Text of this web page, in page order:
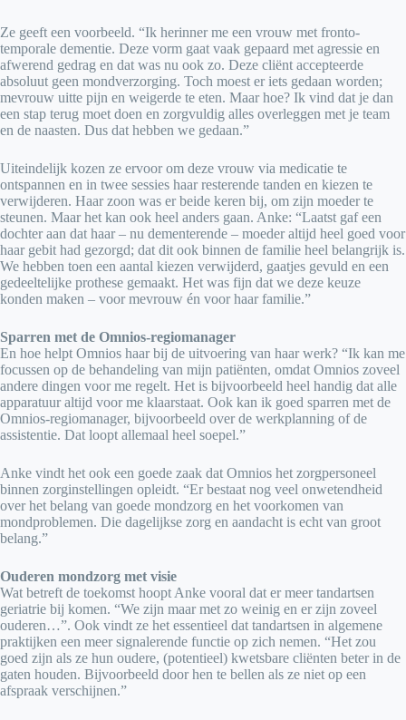
Ze geeft een voorbeeld. “Ik herinner me een vrouw met fronto-
temporale dementie. Deze vorm gaat vaak gepaard met agressie en
afwerend gedrag en dat was nu ook zo. Deze cliënt accepteerde
absoluut geen mondverzorging. Toch moest er iets gedaan worden;
mevrouw uitte pijn en weigerde te eten. Maar hoe? Ik vind dat je dan
een stap terug moet doen en zorgvuldig alles overleggen met je team
en de naasten. Dus dat hebben we gedaan.”
Uiteindelijk kozen ze ervoor om deze vrouw via medicatie te
ontspannen en in twee sessies haar resterende tanden en kiezen te
verwijderen. Haar zoon was er beide keren bij, om zijn moeder te
steunen. Maar het kan ook heel anders gaan. Anke: “Laatst gaf een
dochter aan dat haar – nu dementerende – moeder altijd heel goed voor
haar gebit had gezorgd; dat dit ook binnen de familie heel belangrijk is.
We hebben toen een aantal kiezen verwijderd, gaatjes gevuld en een
gedeeltelijke prothese gemaakt. Het was fijn dat we deze keuze
konden maken – voor mevrouw én voor haar familie.”
Sparren met de Omnios-regiomanager
En hoe helpt Omnios haar bij de uitvoering van haar werk? “Ik kan me
focussen op de behandeling van mijn patiënten, omdat Omnios zoveel
andere dingen voor me regelt. Het is bijvoorbeeld heel handig dat alle
apparatuur altijd voor me klaarstaat. Ook kan ik goed sparren met de
Omnios-regiomanager, bijvoorbeeld over de werkplanning of de
assistentie. Dat loopt allemaal heel soepel.”
Anke vindt het ook een goede zaak dat Omnios het zorgpersoneel
binnen zorginstellingen opleidt. “Er bestaat nog veel onwetendheid
over het belang van goede mondzorg en het voorkomen van
mondproblemen. Die dagelijkse zorg en aandacht is echt van groot
belang.”
Ouderen mondzorg met visie
Wat betreft de toekomst hoopt Anke vooral dat er meer tandartsen
geriatrie bij komen. “We zijn maar met zo weinig en er zijn zoveel
ouderen…”. Ook vindt ze het essentieel dat tandartsen in algemene
praktijken een meer signalerende functie op zich nemen. “Het zou
goed zijn als ze hun oudere, (potentieel) kwetsbare cliënten beter in de
gaten houden. Bijvoorbeeld door hen te bellen als ze niet op een
afspraak verschijnen.”